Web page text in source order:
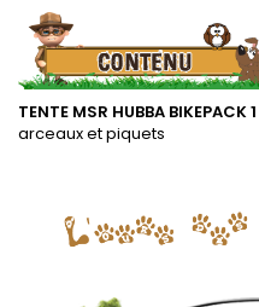
TENTE MSR HUBBA BIKEPACK 1
arceaux et piquets